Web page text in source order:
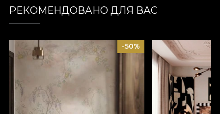
Коллекция The Book of Sky
Коллекция обоев The Book of Sky переписывает
историю вашего пространства. С каждой новой
главой вы приближаетесь к центру
собственной вселенной. Место с
безграничными просторами, где всё, о чём вы
РЕКОМЕНДОВАНО ДЛЯ ВАС
-50%